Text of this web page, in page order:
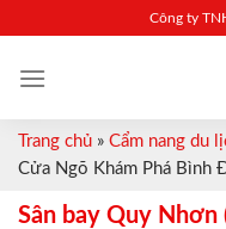
content
Công ty
Trang chủ » Cẩm nang du
Cửa Ngõ Khám Phá Bình
Sân bay Quy Nhơn